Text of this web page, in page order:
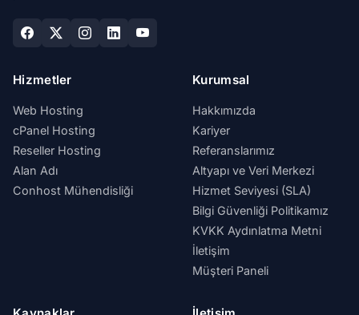
Hizmetler
Web Hosting
cPanel Hosting
Reseller Hosting
Alan Adı
Conhost Mühendisliği
Kurumsal
Hakkımızda
Kariyer
Referanslarımız
Altyapı ve Veri Merkezi
Hizmet Seviyesi (SLA)
Bilgi Güvenliği Politikamız
KVKK Aydınlatma Metni
İletişim
Müşteri Paneli